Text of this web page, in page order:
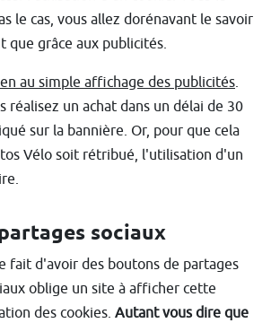
le cas, vous allez dorénavant le savoir
que grâce aux publicités.
au simple affichage des publicités.
réalisez un achat dans un délai de 30
sur la bannière. Or, pour que cela
Vélo soit rétribué, l'utilisation d'un
sociaux
fait d'avoir des boutons de partages
oblige un site à afficher cette
des cookies. Autant vous dire que